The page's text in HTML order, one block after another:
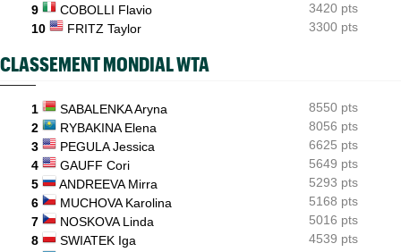
9
COBOLLI Flavio
3420 pts
10
FRITZ Taylor 3300 pts
CLASSEMENT MONDIAL WTA
1 SABALENKA Aryna
8550 pts
2
RYBAKINA Elena
8056 pts
3
PEGULA Jessica
6625 pts
4
GAUFF Cori
5649 pts
5
ANDREEVA Mirra
5293 pts
6
MUCHOVA Karolina
5168 pts
7
NOSKOVA Linda
5016 pts
8
SWIATEK Iga
4539 pts